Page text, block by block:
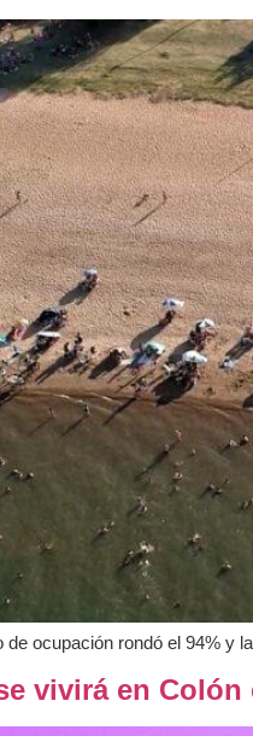
de ocupación rondó el 94% y
vivirá en